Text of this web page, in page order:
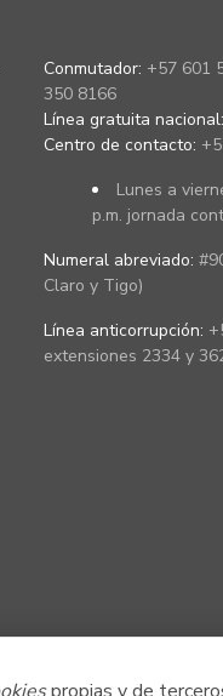
Conmutador: +57 601
350 8166
Línea gratuita nacional:
Centro de contacto:
Lunes a
p.m. jornada
Numeral abreviado:
Claro y Tigo)
Línea anticorrupción:
extensiones 2334 y